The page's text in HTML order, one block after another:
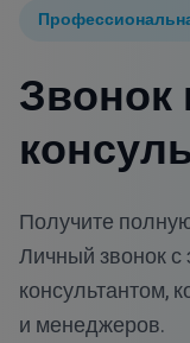
Звонок
Получите
Личный звонок
консультантом,
и менеджеров.